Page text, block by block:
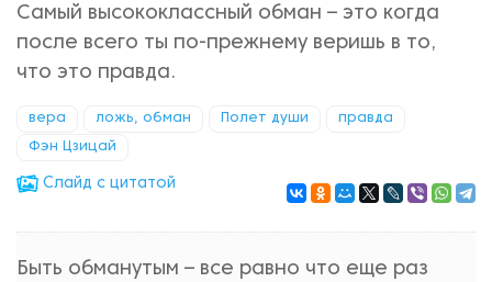
Самый высококлассный обман – это когда
после всего ты по-прежнему веришь в то,
что это правда.
вера ложь, обман Полет души правда
Фэн Цзицай
Cлайд с цитатой
Быть обманутым – все равно что еще раз